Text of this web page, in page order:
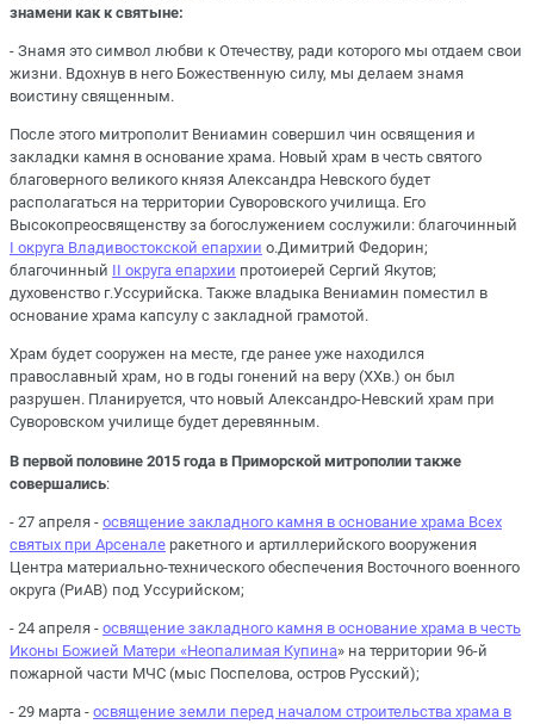
знамени как к святыне:
- Знамя это символ любви к Отечеству, ради которого мы отдаем свои
жизни. Вдохнув в него Божественную силу, мы делаем знамя
воистину священным.
После этого митрополит Вениамин совершил чин освящения и
закладки камня в основание храма. Новый храм в честь святого
благоверного великого князя Александра Невского будет
располагаться на территории Суворовского училища. Его
Высокопреосвященству за богослужением сослужили: благочинный
I округа Владивостокской епархии о.Димитрий Федорин;
благочинный II округа епархии протоиерей Сергий Якутов;
духовенство г.Уссурийска. Также владыка Вениамин поместил в
основание храма капсулу с закладной грамотой.
Храм будет сооружен на месте, где ранее уже находился
православный храм, но в годы гонений на веру (XXв.) он был
разрушен. Планируется, что новый Александро-Невский храм при
Суворовском училище будет деревянным.
В первой половине 2015 года в Приморской митрополии также
совершались:
- 27 апреля - освящение закладного камня в основание храма Всех
святых при Арсенале ракетного и артиллерийского вооружения
Центра материально-технического обеспечения Восточного военного
округа (РиАВ) под Уссурийском;
- 24 апреля - освящение закладного камня в основание храма в честь
Иконы Божией Матери «Неопалимая Купина» на территории 96-й
пожарной части МЧС (мыс Поспелова, остров Русский);
- 29 марта - освящение земли перед началом строительства храма в